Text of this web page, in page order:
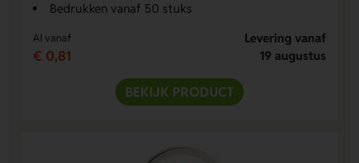
Bedrukken vanaf 50 stuks
Al vanaf
€ 0,81
Levering vanaf
19 augustus
BEKIJK PRODUCT